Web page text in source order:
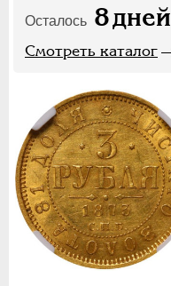
Осталось 8дней
Смотреть каталог